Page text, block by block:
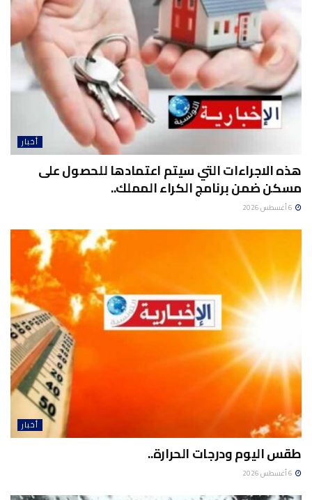
أخبار
هذه الاجراءات التي سيتم اعتمادها للحصول على
مسكن ضمن برنامج الكراء المملك..
أخبار
طقس اليوم ودرجات الحرارة..